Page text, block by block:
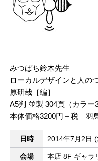
みつばち鈴木先生
ローカルデザインと人の
原研哉［編］
A5判 並製 304頁（カラー
本体価格3200円＋税 羽
日時 2014年7月2日 (
会場 本店 8F ギャラ